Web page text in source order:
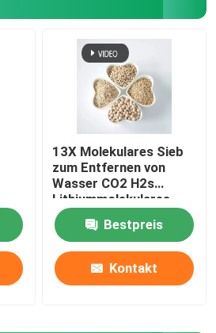
13X Molekulares Sieb
zum Entfernen von
Wasser CO2 H2s
Lithiummolekulares
Sieb
Bestpreis
Kontakt